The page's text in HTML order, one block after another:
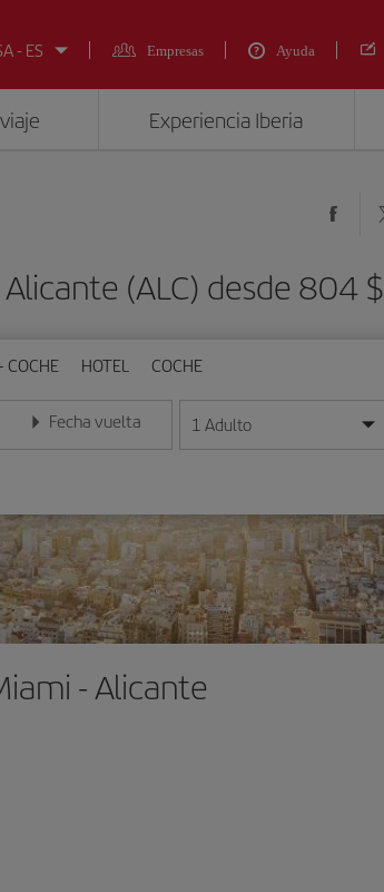
- ES
Empresas Ayuda
Experiencia Iberia
(ALC) desde 804 $
COCHE HOTEL COCHE
en formato día/mes/año
Fecha vuelta
Introduce la fecha en formato día/mes/año
1 Adulto
- Alicante